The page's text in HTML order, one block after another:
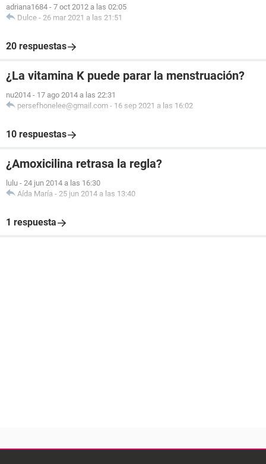
adriana1684 - 7 oct 2012 a las 02:05
Dulce - 26 mar 2021 a las 21:51
20 respuestas
¿La vitamina K puede parar la menstruación?
nu2014 - 17 ago 2014 a las 22:31
persefhonelee@gmail.com - 16 sep 2021 a las 16:02
10 respuestas
¿Amoxicilina retrasa la regla?
lulu - 24 jun 2014 a las 16:30
Aída María - 25 jun 2014 a las 13:40
1 respuesta